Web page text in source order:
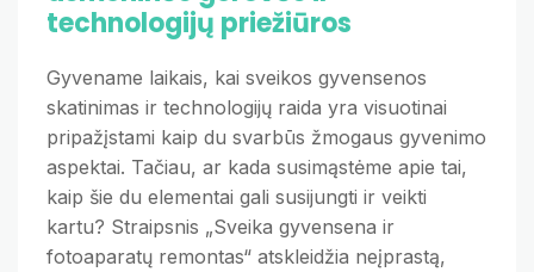
technologijų priežiūros
Gyvename laikais, kai sveikos gyvensenos
skatinimas ir technologijų raida yra visuotinai
pripažįstami kaip du svarbūs žmogaus gyvenimo
aspektai. Tačiau, ar kada susimąstėme apie tai,
kaip šie du elementai gali susijungti ir veikti
kartu? Straipsnis „Sveika gyvensena ir
fotoaparatų remontas“ atskleidžia neįprastą,